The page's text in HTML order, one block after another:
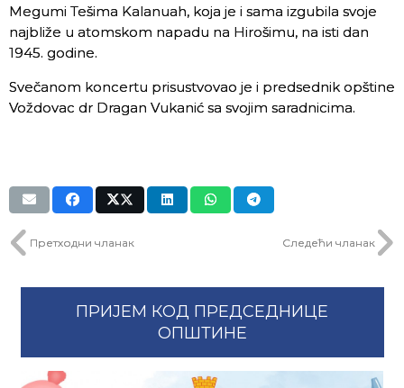
Megumi Tešima Kalanuah, koja je i sama izgubila svoje
najbliže u atomskom napadu na Hirošimu, na isti dan
1945. godine.
Svečanom koncertu prisustvovao je i predsednik opštine
Voždovac dr Dragan Vukanić sa svojim saradnicima.
Претходни чланак Следећи чланак
ПРИЈЕМ КОД ПРЕДСЕДНИЦЕ
ОПШТИНЕ